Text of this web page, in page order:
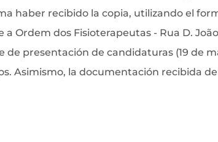
haber recibido la copia, utilizando el
Ordem dos Fisioterapeutas - Rua D. João
presentación de candidaturas (19 de
Asimismo, la documentación recibida